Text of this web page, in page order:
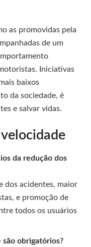
as promovidas pela
de um
Iniciativas
baixos
da sociedade, é
e salvar vidas.
da redução dos
dos acidentes, maior
e promoção de
todos os usuários
obrigatórios?